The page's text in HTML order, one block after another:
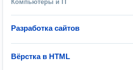
Компьютеры и IT
Разработка сайтов
Вёрстка в HTML